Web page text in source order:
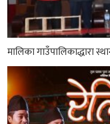
मालिका गाउँपालिकाद्धारा